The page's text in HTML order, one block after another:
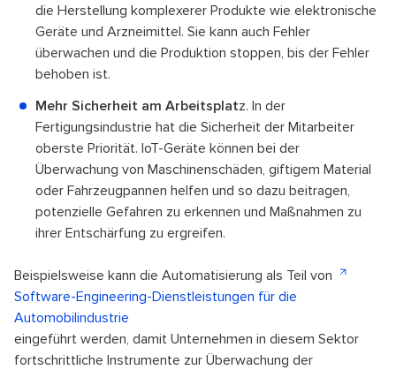
die Herstellung komplexerer Produkte wie elektronische
Geräte und Arzneimittel. Sie kann auch Fehler
überwachen und die Produktion stoppen, bis der Fehler
behoben ist.
Mehr Sicherheit am Arbeitsplatz. In der
Fertigungsindustrie hat die Sicherheit der Mitarbeiter
oberste Priorität. IoT-Geräte können bei der
Überwachung von Maschinenschäden, giftigem Material
oder Fahrzeugpannen helfen und so dazu beitragen,
potenzielle Gefahren zu erkennen und Maßnahmen zu
ihrer Entschärfung zu ergreifen.
Beispielsweise kann die Automatisierung als Teil von
Software-Engineering-Dienstleistungen für die
Automobilindustrie
eingeführt werden, damit Unternehmen in diesem Sektor
fortschrittliche Instrumente zur Überwachung der